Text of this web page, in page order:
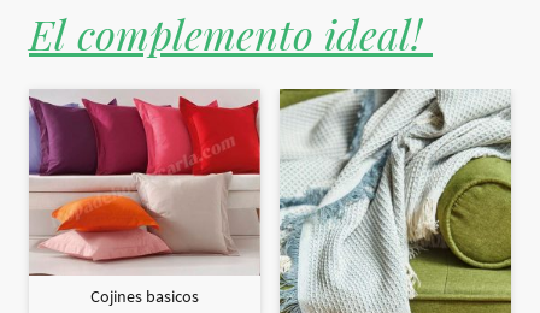
El complemento ideal!
Cojines basicos